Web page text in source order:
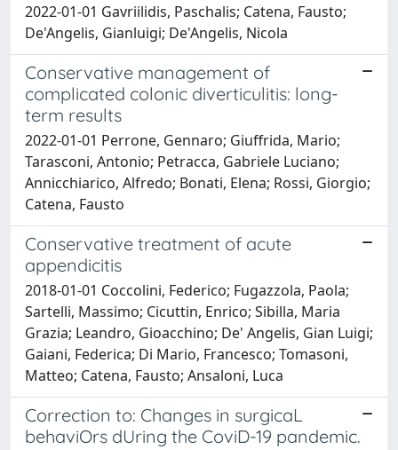
2022-01-01 Gavriilidis, Paschalis; Catena, Fausto;
De'Angelis, Gianluigi; De'Angelis, Nicola
Conservative management of
complicated colonic diverticulitis: long-
term results
2022-01-01 Perrone, Gennaro; Giuffrida, Mario;
Tarasconi, Antonio; Petracca, Gabriele Luciano;
Annicchiarico, Alfredo; Bonati, Elena; Rossi, Giorgio;
Catena, Fausto
Conservative treatment of acute
appendicitis
2018-01-01 Coccolini, Federico; Fugazzola, Paola;
Sartelli, Massimo; Cicuttin, Enrico; Sibilla, Maria
Grazia; Leandro, Gioacchino; De' Angelis, Gian Luigi;
Gaiani, Federica; Di Mario, Francesco; Tomasoni,
Matteo; Catena, Fausto; Ansaloni, Luca
Correction to: Changes in surgicaL
behaviOrs dUring the CoviD-19 pandemic.